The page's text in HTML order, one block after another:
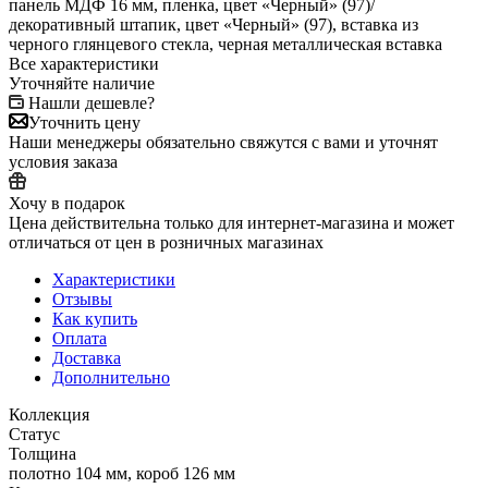
панель МДФ 16 мм, пленка, цвет «Черный» (97)/
декоративный штапик, цвет «Черный» (97), вставка из
черного глянцевого стекла, черная металлическая вставка
Все характеристики
Уточняйте наличие
Нашли дешевле?
Уточнить цену
Наши менеджеры обязательно свяжутся с вами и уточнят
условия заказа
Хочу в подарок
Цена действительна только для интернет-магазина и может
отличаться от цен в розничных магазинах
Характеристики
Отзывы
Как купить
Оплата
Доставка
Дополнительно
Коллекция
Статус
Толщина
полотно 104 мм, короб 126 мм